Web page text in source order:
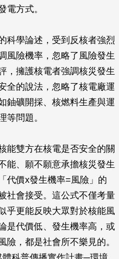
電方式。
科學論述，受到反核者強烈
風險機率，忽略了風險發生
，擁護核電者強調核災發生
全的說法，忽略了核電廠運
鈾礦開採、核燃料生產與運
等問題。
能雙方在核電是否安全的關
能、願不願意承擔核災發生
代價x發生機率=風險」的
社會接受。這公式不僅考量
乎更能反映大眾對於核能風
是代價低、發生機率高，或
險，都是社會所不樂見的。